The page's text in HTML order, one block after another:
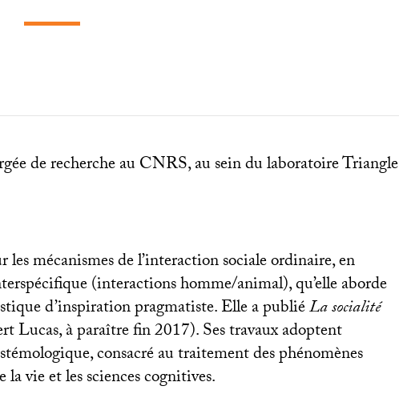
de recherche auCNRS, au sein du laboratoire Triangle
les mécanismes de l’interaction sociale ordinaire, en
(interactions homme/animal), qu’elle aborde
d’inspiration pragmatiste. Elle a publiéLa socialité
Lucas, à paraître fin 2017). Ses travaux adoptent
consacré au traitement des phénomènes
la vie et les sciences cognitives.